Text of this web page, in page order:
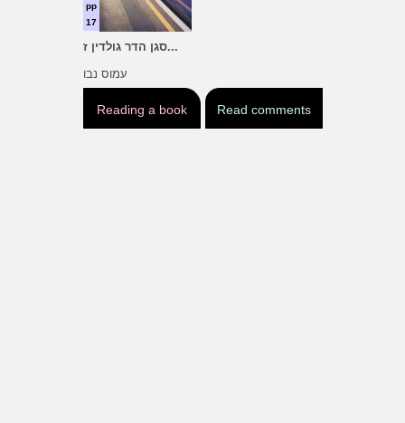
pp
17
סגן הדר גולדין ז...
עמוס נבו
Read comments
Reading a book